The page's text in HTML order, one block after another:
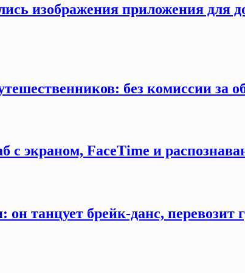
изображения приложения для
без комиссии
с экраном, FaceTime и
танцует брейк-данс, перевозит